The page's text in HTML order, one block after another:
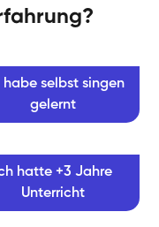
habe selbst singen
gelernt
hatte +3 Jahre
Unterricht